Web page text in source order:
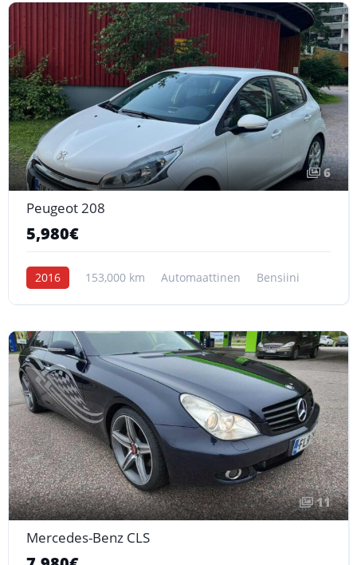
6
Peugeot 208
5,980€
2016 153,000 km Automaattinen Bensiini
11
Mercedes-Benz CLS